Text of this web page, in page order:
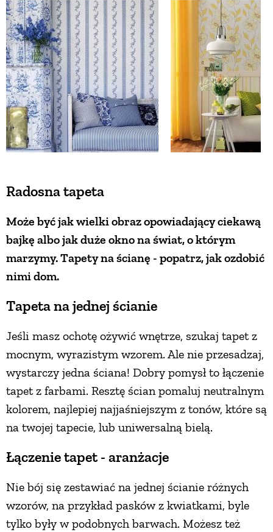
Radosna tapeta
Może być jak wielki obraz opowiadający ciekawą
bajkę albo jak duże okno na świat, o którym
marzymy. Tapety na ścianę - popatrz, jak ozdobić
nimi dom.
Tapeta na jednej ścianie
Jeśli masz ochotę ożywić wnętrze, szukaj tapet z
mocnym, wyrazistym wzorem. Ale nie przesadzaj,
wystarczy jedna ściana! Dobry pomysł to łączenie
tapet z farbami. Resztę ścian pomaluj neutralnym
kolorem, najlepiej najjaśniejszym z tonów, które są
na twojej tapecie, lub uniwersalną bielą.
Łączenie tapet - aranżacje
Nie bój się zestawiać na jednej ścianie różnych
wzorów, na przykład pasków z kwiatkami, byle
tylko były w podobnych barwach. Możesz też
GRZYBY
KRAJOBRAZ
RĘKODZIEŁO
RZEMIOSŁO
ZRÓB TO SAM
PRZEPISY
PRZYSTAWKI
ZUPY
DANIA GŁÓWNE
DODATKI
PRZETWORY